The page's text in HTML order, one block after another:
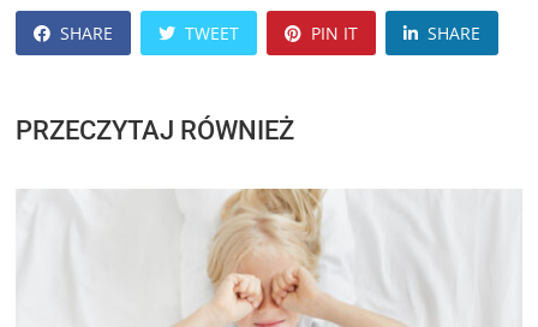
SHARE TWEET PIN IT SHARE
PRZECZYTAJ RÓWNIEŻ